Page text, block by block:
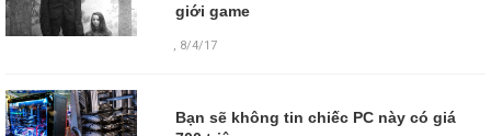
giới game
, 8/4/17
Bạn sẽ không tin chiếc PC này có giá